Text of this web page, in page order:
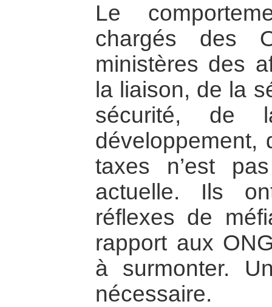
Le
chargés des
ministères des
la liaison, de la
sécurité, de
développement,
taxes n’est
actuelle. Ils
réflexes de
rapport aux
à surmonter.
nécessaire.